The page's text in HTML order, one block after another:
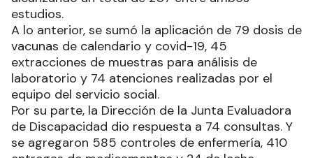
A lo anterior, se sumó la aplicación de 79 dosis de
vacunas de calendario y covid-19, 45
extracciones de muestras para análisis de
laboratorio y 74 atenciones realizadas por el
equipo del servicio social.
Por su parte, la Dirección de la Junta Evaluadora
de Discapacidad dio respuesta a 74 consultas. Y
se agregaron 585 controles de enfermería, 410
entregas de medicamentos y 24 de leche.
El subsecretario de Medicina Sanitaria de la